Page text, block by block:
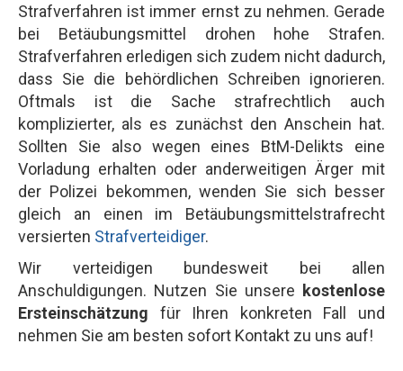
Strafverfahren ist immer ernst zu nehmen. Gerade
bei Betäubungsmittel drohen hohe Strafen.
Strafverfahren erledigen sich zudem nicht dadurch,
dass Sie die behördlichen Schreiben ignorieren.
Oftmals ist die Sache strafrechtlich auch
komplizierter, als es zunächst den Anschein hat.
Sollten Sie also wegen eines BtM-Delikts eine
Vorladung erhalten oder anderweitigen Ärger mit
der Polizei bekommen, wenden Sie sich besser
gleich an einen im Betäubungsmittelstrafrecht
versierten Strafverteidiger.
Wir verteidigen bundesweit bei allen
Anschuldigungen. Nutzen Sie unsere kostenlose
Ersteinschätzung für Ihren konkreten Fall und
nehmen Sie am besten sofort Kontakt zu uns auf!